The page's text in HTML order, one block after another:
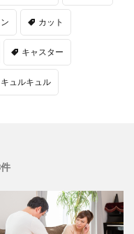
カット
キャスター
キュルキュル